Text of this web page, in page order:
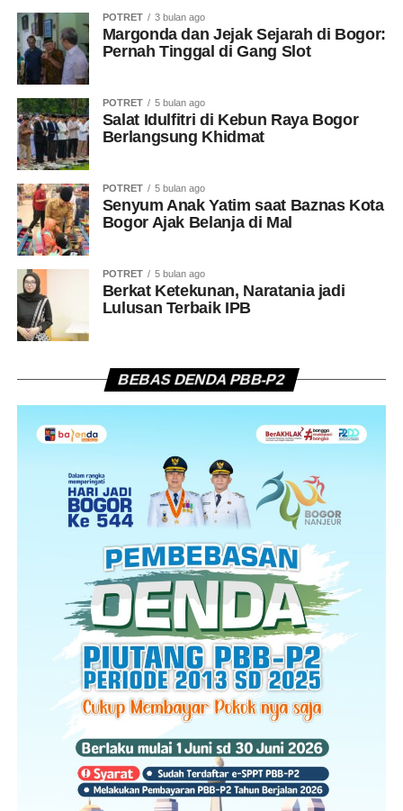
POTRET 3 bulan ago
Margonda dan Jejak Sejarah di Bogor:
Pernah Tinggal di Gang Slot
POTRET 5 bulan ago
Salat Idulfitri di Kebun Raya Bogor
Berlangsung Khidmat
POTRET 5 bulan ago
Senyum Anak Yatim saat Baznas Kota
Bogor Ajak Belanja di Mal
POTRET 5 bulan ago
Berkat Ketekunan, Naratania jadi
Lulusan Terbaik IPB
BEBAS DENDA PBB-P2